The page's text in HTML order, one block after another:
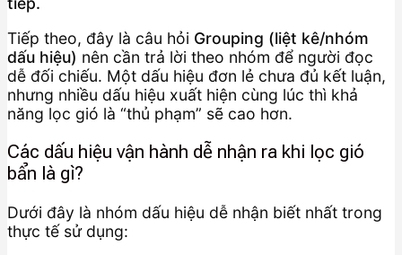
Tiếp theo, đây là câu hỏi Grouping (liệt kê/nhóm
dấu hiệu) nên cần trả lời theo nhóm để người đọc
dễ đối chiếu. Một dấu hiệu đơn lẻ chưa đủ kết luận,
nhưng nhiều dấu hiệu xuất hiện cùng lúc thì khả
năng lọc gió là “thủ phạm” sẽ cao hơn.
Các dấu hiệu vận hành dễ nhận ra khi lọc gió
bẩn là gì?
Dưới đây là nhóm dấu hiệu dễ nhận biết nhất trong
thực tế sử dụng: